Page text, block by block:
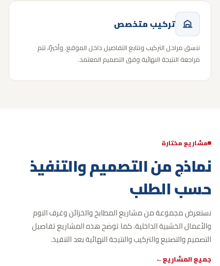
تركيب متخصص
ننسق مراحل التركيب ونتابع التفاصيل داخل الموقع. وأخيرًا، تتم
مراجعة النتيجة النهائية وفق التصميم المعتمد.
مشاريع مختارة
نماذج من التصميم والتنفيذ
حسب الطلب
نستعرض مجموعة من مشاريع المطابخ والخزائن وغرف النوم
والأعمال الخشبية الداخلية.كما توضح هذه المشاريع تفاصيل
التصميم والتصنيع والتركيب والنتيجة النهائية بعد التنفيذ.
جميع المشاريع